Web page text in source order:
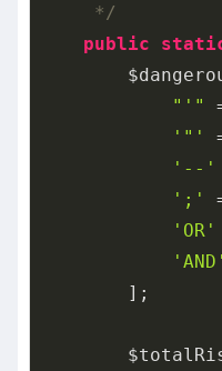
     */
public
"'"
'"'
'--'
';'
'OR'
'AND'
        ];